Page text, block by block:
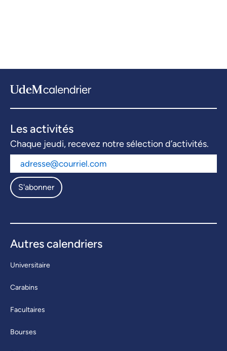
Les activités
Chaque jeudi, recevez notre sélection d’activités.
S'abonner
Autres calendriers
Universitaire
Carabins
Facultaires
Bourses